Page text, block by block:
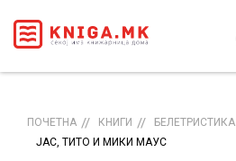
ПОЧЕТНА КНИГИ БЕЛЕТРИСТИКА
ЈАС, ТИТО И МИКИ МАУС